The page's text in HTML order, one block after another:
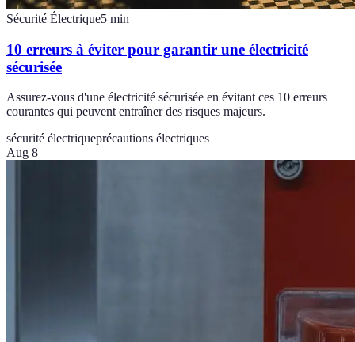
Sécurité Électrique5 min
10 erreurs à éviter pour garantir une électricité
sécurisée
Assurez-vous d'une électricité sécurisée en évitant ces 10 erreurs
courantes qui peuvent entraîner des risques majeurs.
sécurité électriqueprécautions électriques
Aug 8